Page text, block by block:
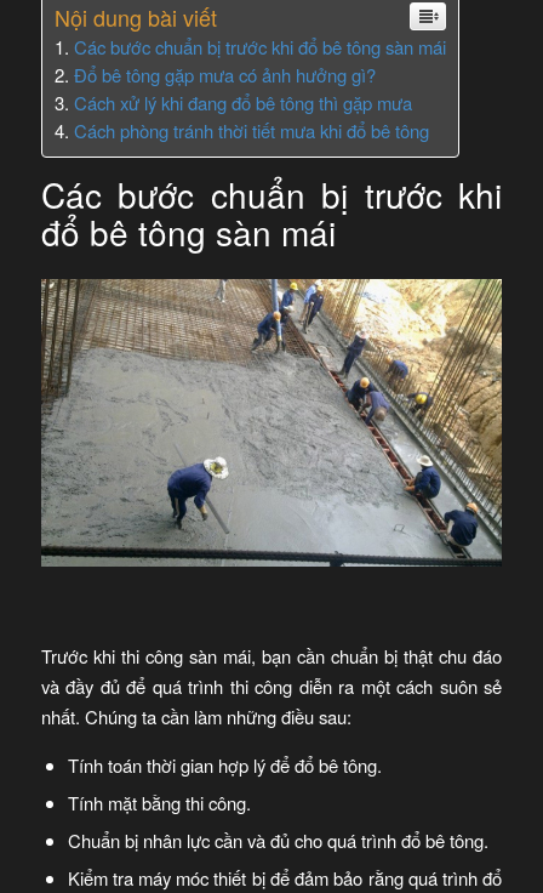
Nội dung bài viết
Các bước chuẩn bị trước khi đổ bê tông sàn mái
Đổ bê tông gặp mưa có ảnh hưởng gì?
Cách xử lý khi đang đổ bê tông thì gặp mưa
Cách phòng tránh thời tiết mưa khi đổ bê tông
Các bước chuẩn bị trước khi
đổ bê tông sàn mái
Trước khi thi công sàn mái, bạn cần chuẩn bị thật chu đáo
và đầy đủ để quá trình thi công diễn ra một cách suôn sẻ
nhất. Chúng ta cần làm những điều sau:
Tính toán thời gian hợp lý để đổ bê tông.
Tính mặt bằng thi công.
Chuẩn bị nhân lực cần và đủ cho quá trình đổ bê tông.
Kiểm tra máy móc thiết bị để đảm bảo rằng quá trình đổ